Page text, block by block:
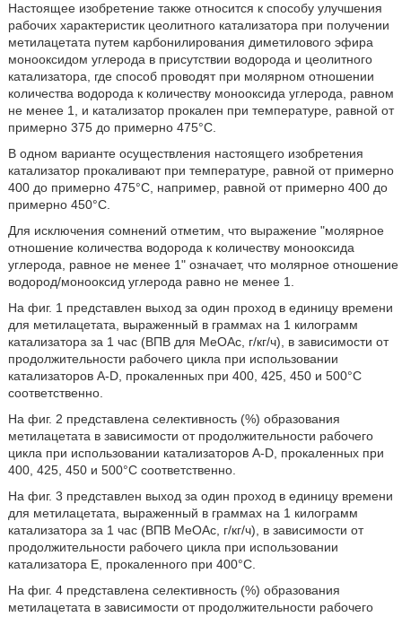
Настоящее изобретение также относится к способу улучшения
рабочих характеристик цеолитного катализатора при получении
метилацетата путем карбонилирования диметилового эфира
монооксидом углерода в присутствии водорода и цеолитного
катализатора, где способ проводят при молярном отношении
количества водорода к количеству монооксида углерода, равном
не менее 1, и катализатор прокален при температуре, равной от
примерно 375 до примерно 475°С.
В одном варианте осуществления настоящего изобретения
катализатор прокаливают при температуре, равной от примерно
400 до примерно 475°С, например, равной от примерно 400 до
примерно 450°С.
Для исключения сомнений отметим, что выражение "молярное
отношение количества водорода к количеству монооксида
углерода, равное не менее 1" означает, что молярное отношение
водород/монооксид углерода равно не менее 1.
На фиг. 1 представлен выход за один проход в единицу времени
для метилацетата, выраженный в граммах на 1 килограмм
катализатора за 1 час (ВПВ для МеОАс, г/кг/ч), в зависимости от
продолжительности рабочего цикла при использовании
катализаторов А-D, прокаленных при 400, 425, 450 и 500°С
соответственно.
На фиг. 2 представлена селективность (%) образования
метилацетата в зависимости от продолжительности рабочего
цикла при использовании катализаторов А-D, прокаленных при
400, 425, 450 и 500°С соответственно.
На фиг. 3 представлен выход за один проход в единицу времени
для метилацетата, выраженный в граммах на 1 килограмм
катализатора за 1 час (ВПВ МеОАс, г/кг/ч), в зависимости от
продолжительности рабочего цикла при использовании
катализатора Е, прокаленного при 400°С.
На фиг. 4 представлена селективность (%) образования
метилацетата в зависимости от продолжительности рабочего